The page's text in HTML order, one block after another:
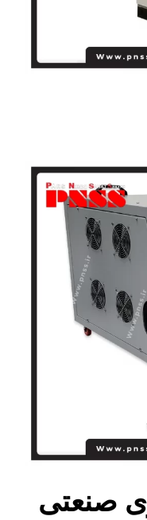
صنعتی